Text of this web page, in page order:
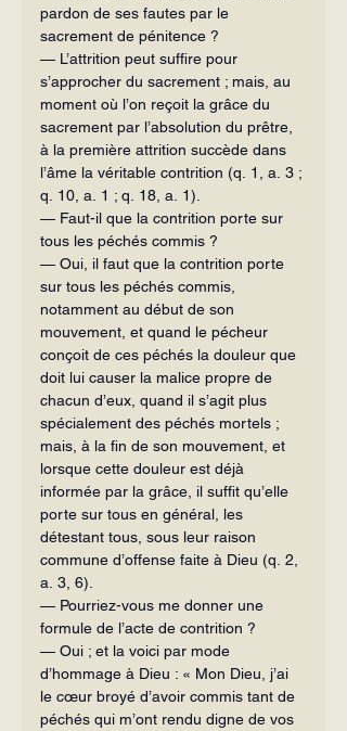
pardon de ses fautes par le
sacrement de pénitence ?
— L’attrition peut suffire pour
s’approcher du sacrement ; mais, au
moment où l’on reçoit la grâce du
sacrement par l’absolution du prêtre,
à la première attrition succède dans
l’âme la véritable contrition (q. 1, a. 3 ;
q. 10, a. 1 ; q. 18, a. 1).
— Faut-il que la contrition porte sur
tous les péchés commis ?
— Oui, il faut que la contrition porte
sur tous les péchés commis,
notamment au début de son
mouvement, et quand le pécheur
conçoit de ces péchés la douleur que
doit lui causer la malice propre de
chacun d’eux, quand il s’agit plus
spécialement des péchés mortels ;
mais, à la fin de son mouvement, et
lorsque cette douleur est déjà
informée par la grâce, il suffit qu’elle
porte sur tous en général, les
détestant tous, sous leur raison
commune d’offense faite à Dieu (q. 2,
a. 3, 6).
— Pourriez-vous me donner une
formule de l’acte de contrition ?
— Oui ; et la voici par mode
d’hommage à Dieu : « Mon Dieu, j’ai
le cœur broyé d’avoir commis tant de
péchés qui m’ont rendu digne de vos